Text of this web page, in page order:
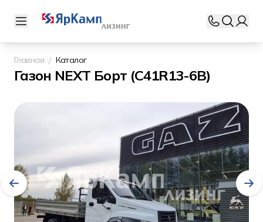
Главная Каталог
Газoн NЕХТ Борт (С41R13-6В)